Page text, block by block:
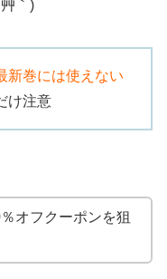
｀)
新巻には使えない
け注意
オフクーポンを狙